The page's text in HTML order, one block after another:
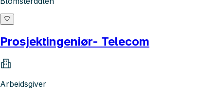
Prosjektingeniør- Telecom
Arbeidsgiver